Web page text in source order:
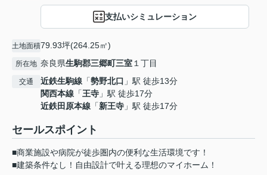
支払いシミュレーション
土地面積79.93坪(264.25㎡)
所在地 奈良県生駒郡三郷町三室１丁目
交通 近鉄生駒線 「勢野北口 」駅 徒歩13分
関西本線 「王寺 」駅 徒歩17分
近鉄田原本線 「新王寺 」駅 徒歩17分
セールスポイント
■商業施設や病院が徒歩圏内の便利な生活環境です！
■建築条件なし！自由設計で叶える理想のマイホーム！